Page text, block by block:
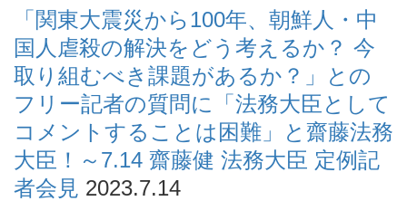
「関東大震災から100年、朝鮮人・中
国人虐殺の解決をどう考えるか？ 今
取り組むべき課題があるか？」との
フリー記者の質問に「法務大臣として
コメントすることは困難」と齋藤法務
大臣！～7.14 齋藤健 法務大臣 定例記
者会見 2023.7.14